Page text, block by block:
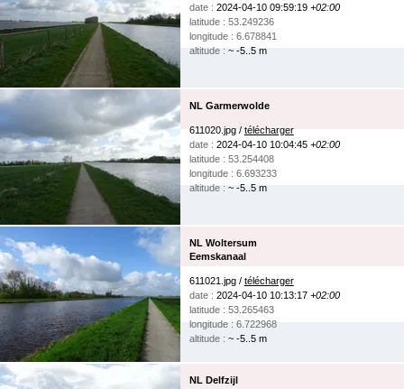
date : 2024-04-10 09:59:19 +02:00
latitude : 53.249236
longitude : 6.678841
altitude :~ -5..5 m
NL Garmerwolde
611020.jpg / télécharger
date : 2024-04-10 10:04:45 +02:00
latitude : 53.254408
longitude : 6.693233
altitude :~ -5..5 m
NL Woltersum
Eemskanaal
611021.jpg / télécharger
date : 2024-04-10 10:13:17 +02:00
latitude : 53.265463
longitude : 6.722968
altitude : ~ -5..5 m
NL Delfzijl